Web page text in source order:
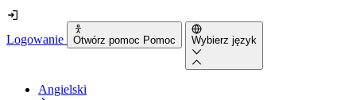
Logowanie Otwórz pomoc Pomoc Wybierz język
Angielski